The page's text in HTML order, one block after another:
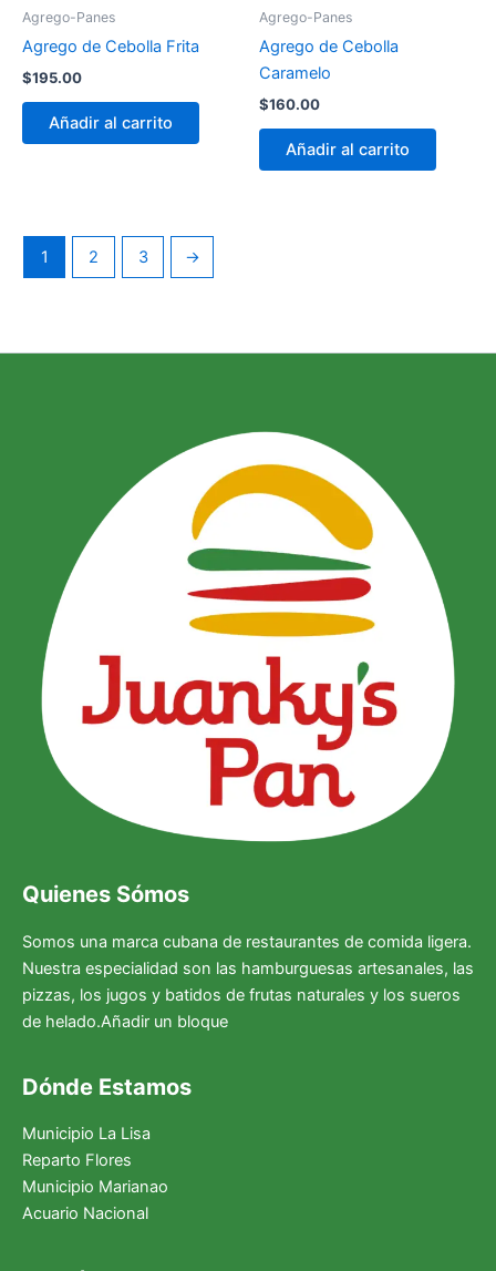
Agrego-Panes
Agrego de Cebolla Frita
$195.00
Añadir al carrito
Agrego-Panes
Agrego de Cebolla
Caramelo
$160.00
Añadir al carrito
1 2 3 →
Quienes Sómos
Somos una marca cubana de restaurantes de comida ligera.
Nuestra especialidad son las hamburguesas artesanales, las
pizzas, los jugos y batidos de frutas naturales y los sueros
de helado.Añadir un bloque
Dónde Estamos
Municipio La Lisa
Reparto Flores
Municipio Marianao
Acuario Nacional